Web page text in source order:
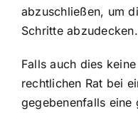
abzuschließen, um
Schritte abzudecken.
Falls auch dies
rechtlichen Rat bei
gegebenenfalls eine